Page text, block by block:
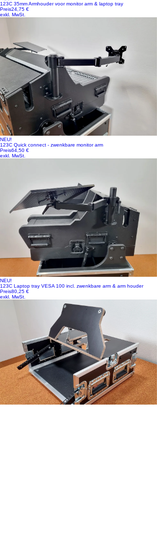
123C 35mm Armhouder voor monitor arm & laptop tray
Preis24,75 €
exkl. MwSt.
NEU!
123C Quick connect - zwenkbare monitor arm
Preis64,50 €
exkl. MwSt.
NEU!
123C Laptop tray VESA 100 incl. zwenkbare arm & arm houder
Preis80,25 €
exkl. MwSt.